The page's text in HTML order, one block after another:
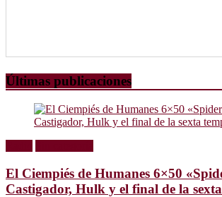
Últimas publicaciones
El Ciempiés de Humanes 6×50
Castigador, Hulk y el final de la